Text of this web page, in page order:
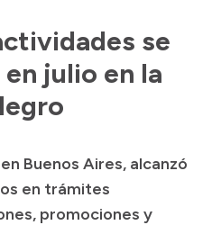
se
julio en la
Buenos Aires, alcanzó
en trámites
promociones y